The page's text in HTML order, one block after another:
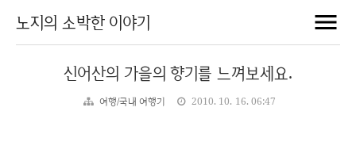
노지의 소박한 이야기
신어산의 가을의 향기를 느껴보세요.
여행/국내 여행기 2010. 10. 16. 06:47